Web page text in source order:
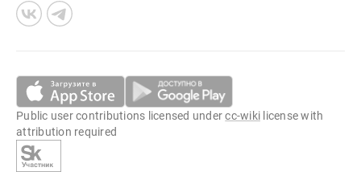
Public user contributions licensed undercc-wiki license with
attribution required